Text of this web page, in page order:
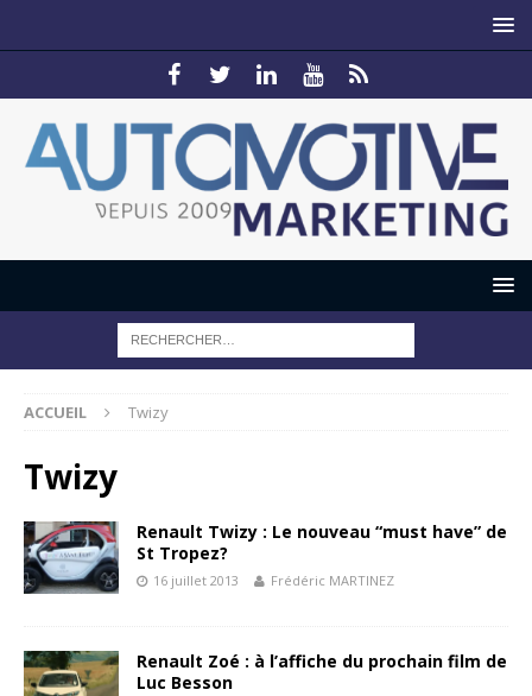
ACCUEIL Twizy
Twizy
Renault Twizy : Le nouveau “must have” de
St Tropez?
16 juillet 2013 Frédéric MARTINEZ
Renault Zoé : à l’affiche du prochain film de
Luc Besson